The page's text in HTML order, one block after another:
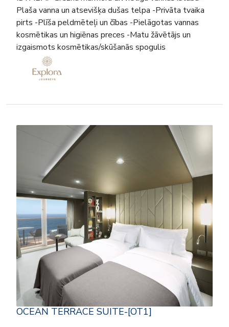
Plaša vanna un atsevišķa dušas telpa -Privāta tvaika
pirts -Plīša peldmēteļi un čības -Pielāgotas vannas
kosmētikas un higiēnas preces -Matu žāvētājs un
izgaismots kosmētikas/skūšanās spogulis
OCEAN TERRACE SUITE-[OT1]